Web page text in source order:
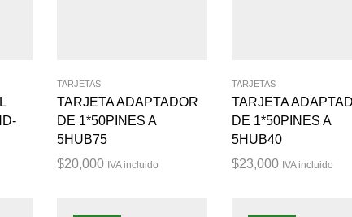
TARJETAS
TARJETA ADAPTADOR
DE 1*50PINES A
5HUB75
$20,000 IVA incluido
TARJETAS
TARJETA
DE 1*50PINES A
5HUB40
$23,000 IVA incluido